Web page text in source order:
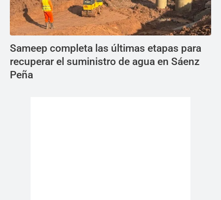
Sameep completa las últimas etapas para
recuperar el suministro de agua en Sáenz
Peña